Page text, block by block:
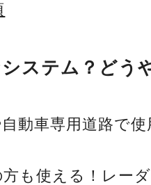
ステム？どう
動車専用道路で使
も使える！レー